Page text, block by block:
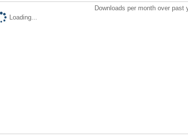
Downloads per month over past
Loading...